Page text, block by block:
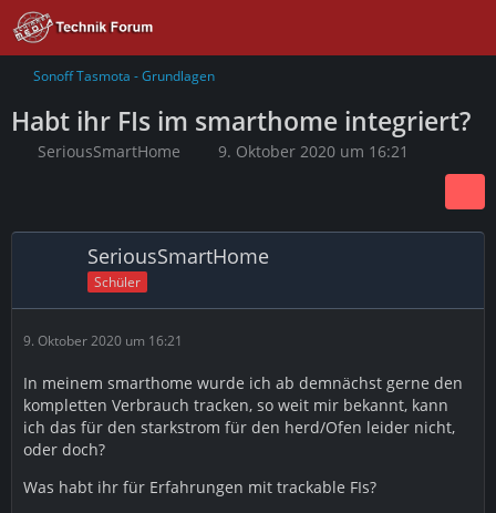
Sonoff Tasmota - Grundlagen
Habt ihr FIs im smarthome integriert?
SeriousSmartHome 9. Oktober 2020 um 16:21
SeriousSmartHome
Schüler
9. Oktober 2020 um 16:21
In meinem smarthome wurde ich ab demnächst gerne den
kompletten Verbrauch tracken, so weit mir bekannt, kann
ich das für den starkstrom für den herd/Ofen leider nicht,
oder doch?
Was habt ihr für Erfahrungen mit trackable FIs?